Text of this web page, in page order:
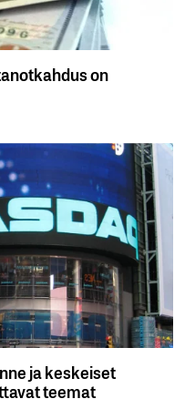
on
ja keskeiset
teemat